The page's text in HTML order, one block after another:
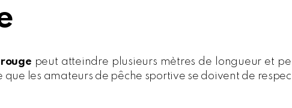
peut atteindre plusieurs mètres de longueur et
que les amateurs de pêche sportive se doivent de